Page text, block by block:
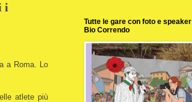
i
a Roma. Lo
atlete più
Tutte le gare con foto e speaker
Bio Correndo